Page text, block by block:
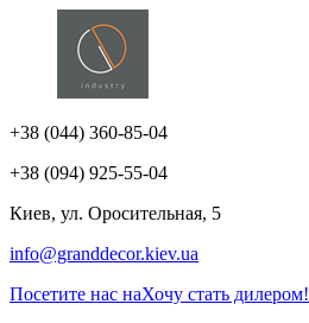
+38 (044) 360-85-04
+38 (094) 925-55-04
Киев, ул. Оросительная, 5
info@granddecor.kiev.ua
Посетите нас наХочу стать дилером!